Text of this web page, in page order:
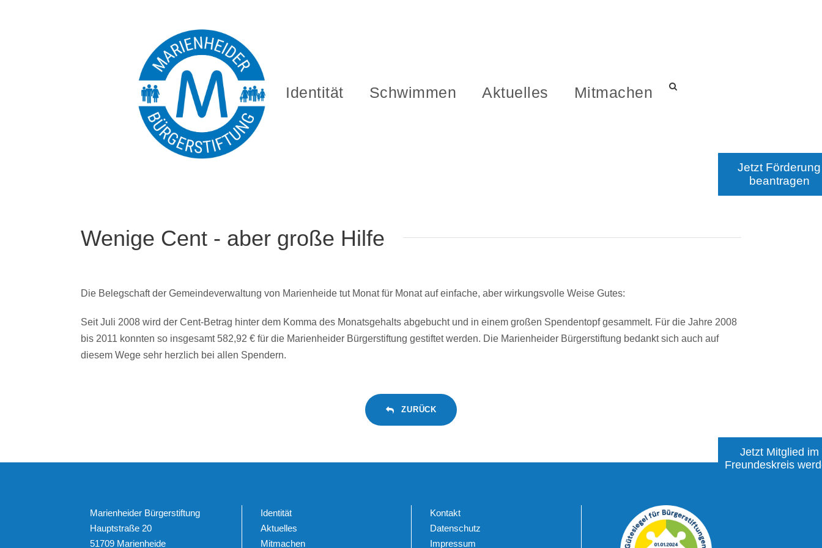
Identität Schwimmen Aktuelles Mitmachen
Wenige Cent - aber große Hilfe
Die Belegschaft der Gemeindeverwaltung von Marienheide tut Monat für Monat auf einfache, aber wirkungsvolle Weise Gutes:
Seit Juli 2008 wird der Cent-Betrag hinter dem Komma des Monatsgehalts abgebucht und in einem großen Spendentopf gesammelt. Für die Jahre 2008
bis 2011 konnten so insgesamt 582,92 € für die Marienheider Bürgerstiftung gestiftet werden. Die Marienheider Bürgerstiftung bedankt sich auch auf
diesem Wege sehr herzlich bei allen Spendern.
ZURÜCK
Marienheider Bürgerstiftung
Hauptstraße 20
51709 Marienheide
Identität
Aktuelles
Mitmachen
Kontakt
Datenschutz
Impressum
Jetzt Förderung
beantragen
Jetzt Mitglied im
Freundeskreis